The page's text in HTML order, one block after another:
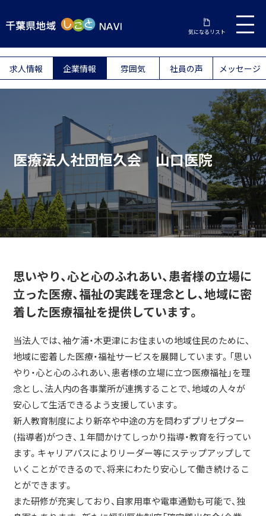
気になるリスト
求人情報 企業情報 雰囲気 社員の声 メッセージ
医療法人社団恒久会 山口医院
思いやり、心と心のふれあい、患者様の立場に
立った医療、福祉の実践を理念とし、地域に密
着した医療福祉を提供しています。
当法人では、袖ケ浦・木更津にお住まいの地域住民のために、
地域に密着した医療・福祉サービスを展開しています。「思い
やり・心と心のふれあい、患者様の立場に立つ医療福祉」を理
念とし、法人内の各事業所が連携することで、地域の人々が
安心して生活できるよう支援しています。
新人教育制度により新卒や中途の方を問わずプリセプター
(指導者)がつき、１年間かけてしっかり指導・教育を行ってい
ます。キャリアパスによりリーダー等にステップアップして
いくことができるので、将来にわたり安心して働き続けるこ
とができます。
また研修が充実しており、自家用車や電車通勤も可能で、独